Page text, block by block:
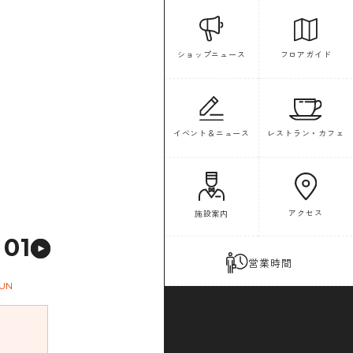
ショップニュース フロアガイド
イベント＆ニュース レストラン・カフェ
施設案内 アクセス
営業時間
01